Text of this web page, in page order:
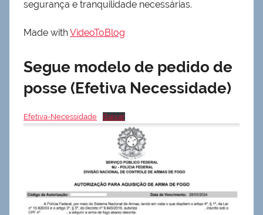
segurança e tranquilidade necessárias.
Made withVideoToBlog
Segue modelo de pedido de
posse (Efetiva Necessidade)
Efetiva-Necessidade Baixar